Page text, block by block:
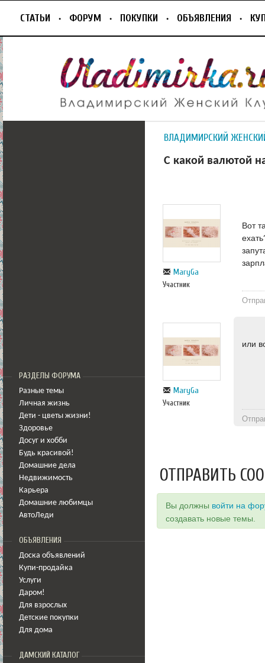
СТАТЬИ ФОРУМ ПОКУПКИ ОБЪЯВЛЕНИЯ
РАЗДЕЛЫ ФОРУМА
Разные темы
Личная жизнь
Дети - цветы жизни!
Здоровье
Досуг и хобби
Будь красивой!
Домашние дела
Недвижимость
Карьера
Домашние любимцы
АвтоЛеди
ОБЪЯВЛЕНИЯ
Доска объявлений
Купи-продайка
Услуги
Даром!
Для взрослых
Детские покупки
Для дома
ДАМСКИЙ КАТАЛОГ
ВЛАДИМИРСКИЙ
С какой валютой
MaryGa
Участник
Вот
MaryGa
Участник
или
ОТПРАВИТЬ
Вы должны войти на
создавать новые темы.